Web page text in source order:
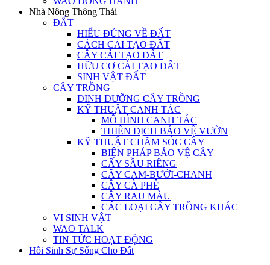
Nhà Nông Thông Thái
ĐẤT
HIỂU ĐÚNG VỀ ĐẤT
CÁCH CẢI TẠO ĐẤT
CÂY CẢI TẠO ĐẤT
HỮU CƠ CẢI TẠO ĐẤT
SINH VẬT ĐẤT
CÂY TRỒNG
DINH DƯỠNG CÂY TRỒNG
KỸ THUẬT CANH TÁC
MÔ HÌNH CANH TÁC
THIÊN ĐỊCH BẢO VỆ VƯỜN
KỸ THUẬT CHĂM SÓC CÂY
BIỆN PHÁP BẢO VỆ CÂY
CÂY SẦU RIÊNG
CÂY CAM-BƯỞI-CHANH
CÂY CÀ PHÊ
CÂY RAU MÀU
CÁC LOẠI CÂY TRỒNG KHÁC
VI SINH VẬT
WAO TALK
TIN TỨC HOẠT ĐỘNG
Hồi Sinh Sự Sống Cho Đất